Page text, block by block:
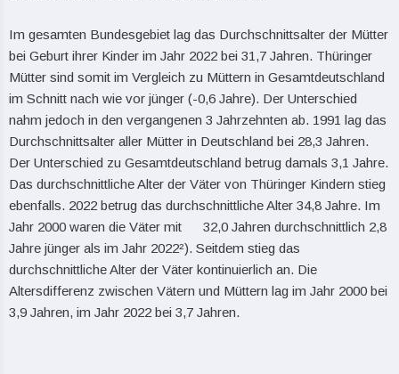
Im gesamten Bundesgebiet lag das Durchschnittsalter der Mütter
bei Geburt ihrer Kinder im Jahr 2022 bei 31,7 Jahren. Thüringer
Mütter sind somit im Vergleich zu Müttern in Gesamtdeutschland
im Schnitt nach wie vor jünger (-0,6 Jahre). Der Unterschied
nahm jedoch in den vergangenen 3 Jahrzehnten ab. 1991 lag das
Durchschnittsalter aller Mütter in Deutschland bei 28,3 Jahren.
Der Unterschied zu Gesamtdeutschland betrug damals 3,1 Jahre.
Das durchschnittliche Alter der Väter von Thüringer Kindern stieg
ebenfalls. 2022 betrug das durchschnittliche Alter 34,8 Jahre. Im
Jahr 2000 waren die Väter mit 32,0 Jahren durchschnittlich 2,8
Jahre jünger als im Jahr 2022²). Seitdem stieg das
durchschnittliche Alter der Väter kontinuierlich an. Die
Altersdifferenz zwischen Vätern und Müttern lag im Jahr 2000 bei
3,9 Jahren, im Jahr 2022 bei 3,7 Jahren.